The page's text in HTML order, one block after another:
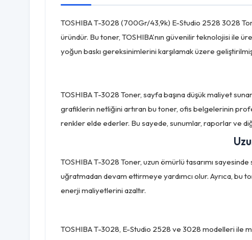
TOSHIBA T-3028 (700Gr/43,9k) E-Studio 2528 3028
üründür. Bu toner, TOSHIBA'nın güvenilir teknolojisi ile
yoğun baskı gereksinimlerini karşılamak üzere
TOSHIBA T-3028 Toner, sayfa başına düşük maliyet
grafiklerin netliğini artıran bu toner, ofis belgelerinin
renkler elde ederler. Bu sayede, sunumlar, raporlar ve
TOSHIBA T-3028 Toner, uzun ömürlü tasarımı sayesinde
uğratmadan devam ettirmeye yardımcı olur. Ayrıca, bu
enerji maliyetlerini azaltır.
TOSHIBA T-3028, E-Studio 2528 ve 3028 modelleri ile